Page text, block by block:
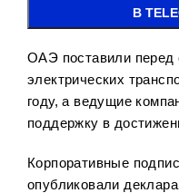
В
ОАЭ поставили перед
электрических
году, а ведущие
поддержку в
Корпоративные
опубликовали